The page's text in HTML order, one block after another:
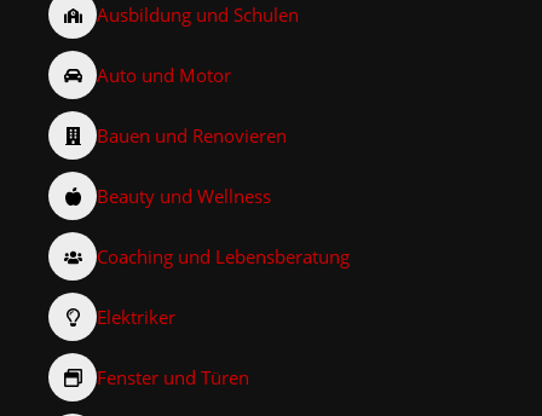
Ausbildung und Schulen
Auto und Motor
Bauen und Renovieren
Beauty und Wellness
Coaching und Lebensberatung
Elektriker
Fenster und Türen